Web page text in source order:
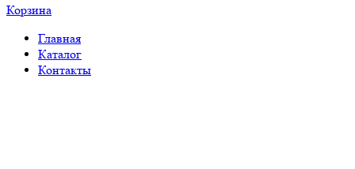
Корзина
Главная
Каталог
Контакты